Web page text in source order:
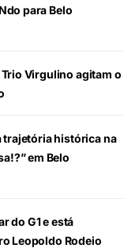
para Belo
Virgulino agitam o
trajetória histórica na
em Belo
do G1 e está
Leopoldo Rodeio